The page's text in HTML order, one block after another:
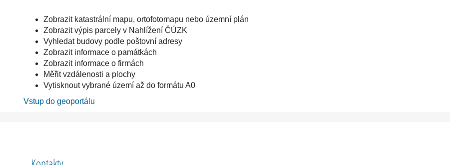
Zobrazit katastrální mapu, ortofotomapu nebo územní plán
Zobrazit výpis parcely v Nahlížení ČÚZK
Vyhledat budovy podle poštovní adresy
Zobrazit informace o památkách
Zobrazit informace o firmách
Měřit vzdálenosti a plochy
Vytisknout vybrané území až do formátu A0
Vstup do geoportálu